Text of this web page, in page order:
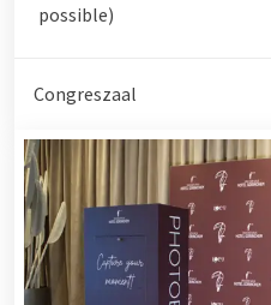
possible)
Congreszaal